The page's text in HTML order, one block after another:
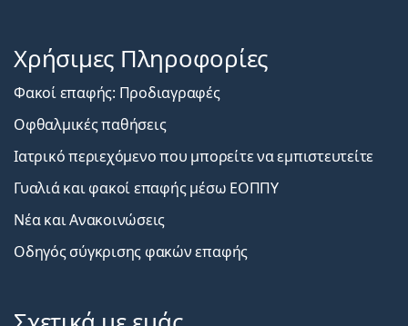
Χρήσιμες Πληροφορίες
Φακοί επαφής: Προδιαγραφές
Οφθαλμικές παθήσεις
Ιατρικό περιεχόμενο που μπορείτε να εμπιστευτείτε
Γυαλιά και φακοί επαφής μέσω ΕΟΠΠΥ
Νέα και Ανακοινώσεις
Οδηγός σύγκρισης φακών επαφής